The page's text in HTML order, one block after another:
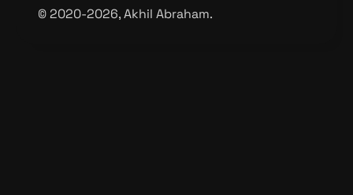
©️ 2020-2026, Akhil Abraham.